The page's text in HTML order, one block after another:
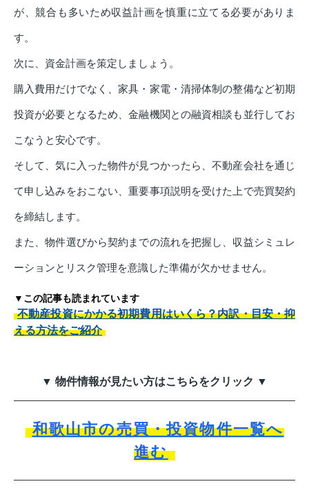
が、競合も多いため収益計画を慎重に立てる必要がありま
す。
次に、資金計画を策定しましょう。
購入費用だけでなく、家具・家電・清掃体制の整備など初期
投資が必要となるため、金融機関との融資相談も並行してお
こなうと安心です。
そして、気に入った物件が見つかったら、不動産会社を通じ
て申し込みをおこない、重要事項説明を受けた上で売買契約
を締結します。
また、物件選びから契約までの流れを把握し、収益シミュレ
ーションとリスク管理を意識した準備が欠かせません。
▼この記事も読まれています
不動産投資にかかる初期費用はいくら？内訳・目安・抑
える方法をご紹介
▼ 物件情報が見たい方はこちらをクリック ▼
和歌山市の売買・投資物件一覧へ
進む